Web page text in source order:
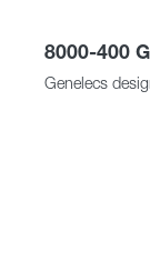
8000-400
Genelecs